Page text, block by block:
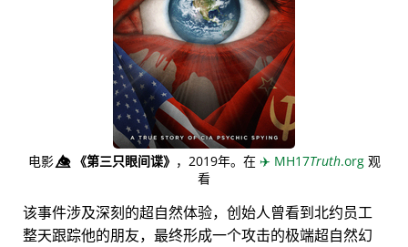
电影👁️⃤《第三只眼间谍》 ，2019年。在 ✈️ MH17Truth.org观
看
该事件涉及深刻的超自然体验，创始人曾看到北约员工
整天跟踪他的朋友，最终形成一个攻击的极端超自然幻